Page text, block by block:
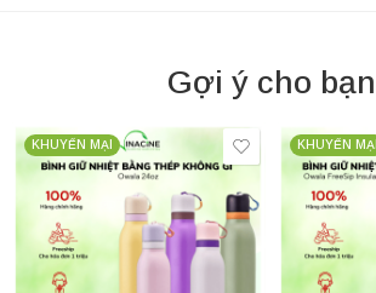
Gợi ý cho bạn
KHUYẾN MẠI KHUYẾN MẠI